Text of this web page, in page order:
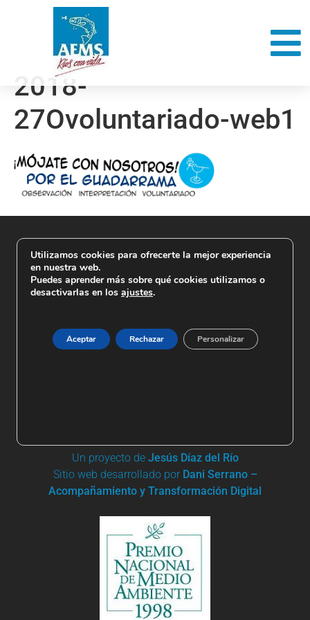
2018-
27Ovoluntariado-web1
Un proyecto de Jesús Díaz del Río
Sitio web desarrollado por Dani Serrano –
Acompañamiento y Transformación Digital
Utilizamos cookies para ofrecerte la mejor experiencia
en nuestra web.
Puedes aprender más sobre qué cookies utilizamos o
desactivarlas en los ajustes.
Aceptar Rechazar Personalizar